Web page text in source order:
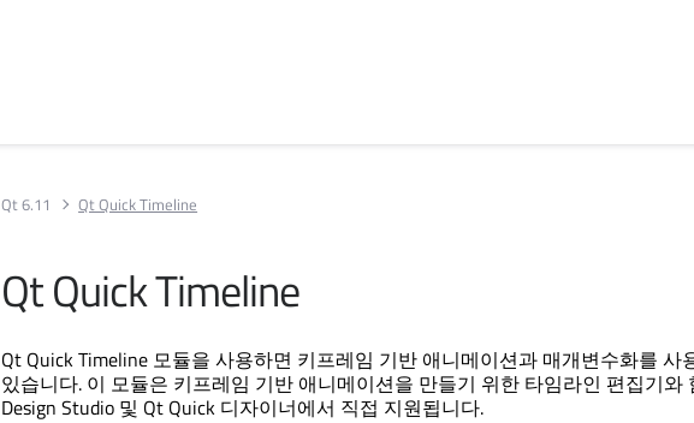
Qt 6.11 Qt Quick Timeline
Qt Quick Timeline
Qt Quick Timeline 모듈을 사용하면 키프레임 기반 애니메이션과 매개변수화를 사
있습니다. 이 모듈은 키프레임 기반 애니메이션을 만들기 위한 타임라인 편집기와
Design Studio 및 Qt Quick 디자이너에서 직접 지원됩니다.